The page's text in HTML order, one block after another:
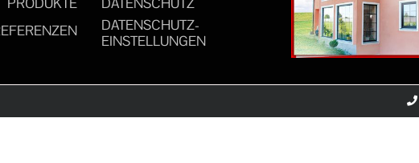
DATENSCHUTZ-
EINSTELLUNGEN